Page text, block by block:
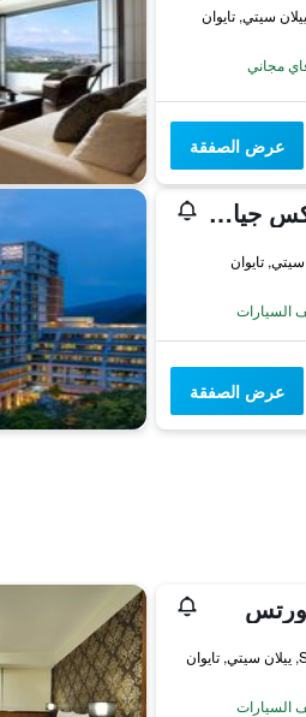
مجاني
عرض الصفقة
ويلسبرينج باي سيلكس جياو شي
السيارات
عرض الصفقة
السيارات